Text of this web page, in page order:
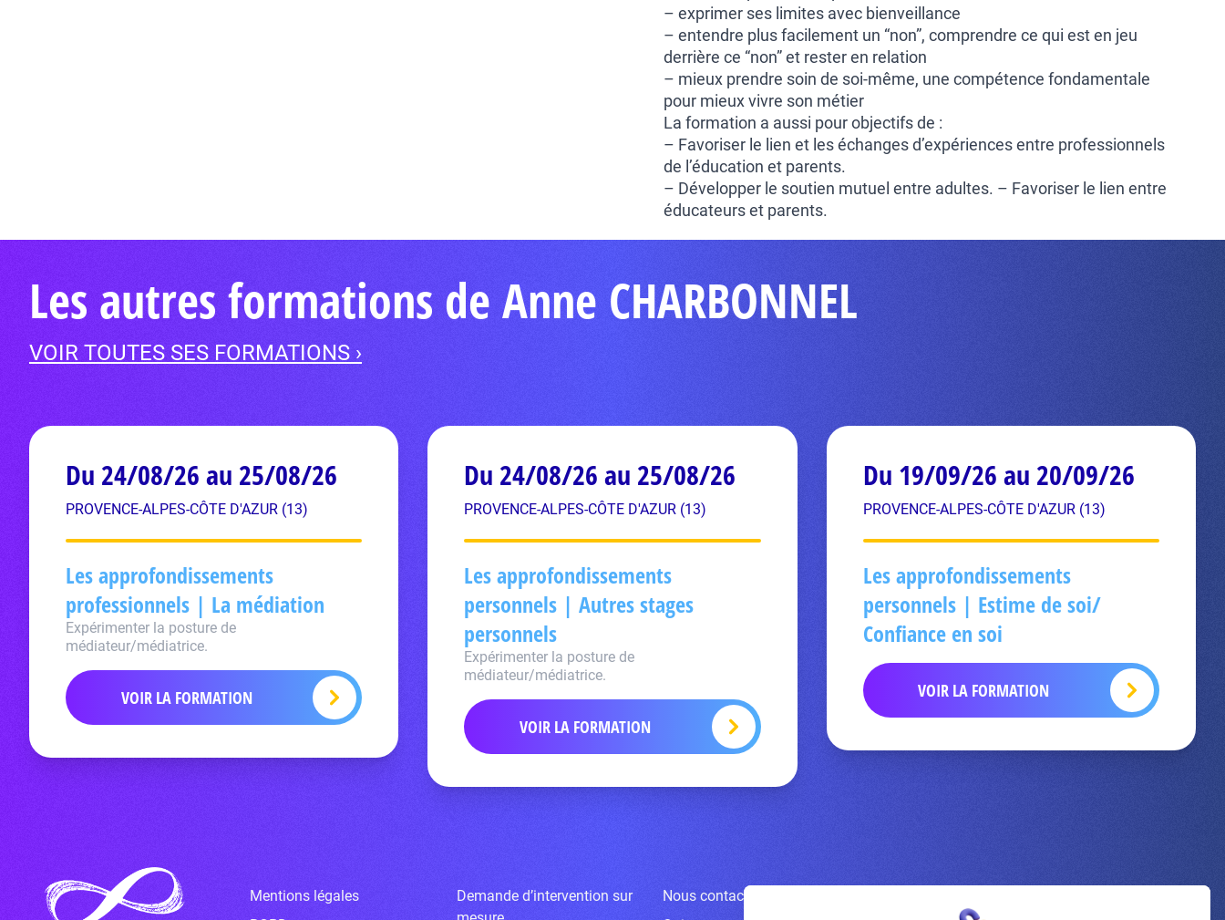
– exprimer ses limites avec bienveillance
– entendre plus facilement un “non”, comprendre ce qui est en jeu
derrière ce “non” et rester en relation
– mieux prendre soin de soi-même, une compétence fondamentale
pour mieux vivre son métier
La formation a aussi pour objectifs de :
– Favoriser le lien et les échanges d’expériences entre professionnels
de l’éducation et parents.
– Développer le soutien mutuel entre adultes. – Favoriser le lien entre
éducateurs et parents.
Les autres formations de Anne CHARBONNEL
VOIR TOUTES SES FORMATIONS ›
Du 24/08/26 au 25/08/26
PROVENCE-ALPES-CÔTE D'AZUR (13)
Les approfondissements
professionnels | La médiation
Expérimenter la posture de
médiateur/médiatrice.
VOIR LA FORMATION
Du 24/08/26 au 25/08/26
PROVENCE-ALPES-CÔTE D'AZUR (13)
Les approfondissements
personnels | Autres stages
personnels
Expérimenter la posture de
médiateur/médiatrice.
VOIR LA FORMATION
Du 19/09/26 au 20/09/26
PROVENCE-ALPES-CÔTE D'AZUR (13)
Les approfondissements
personnels | Estime de soi/
Confiance en soi
VOIR LA FORMATION
Mentions légales
Demande d’intervention sur
Nous contacter